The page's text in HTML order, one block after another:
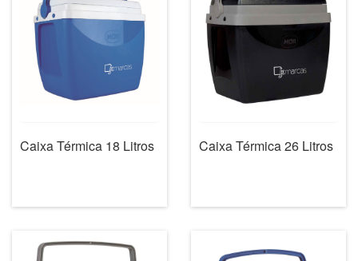
Caixa Térmica 18 Litros Caixa Térmica 26 Litros